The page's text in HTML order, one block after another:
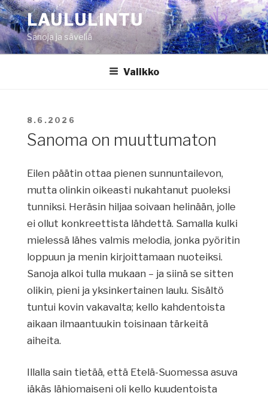
Siirry
sisältöönLAULULINTU
Sanoja ja säveliä
Valikko
JULKAISTU
8.6.2026
Sanoma on muuttumaton
Eilen päätin ottaa pienen sunnuntailevon,
mutta olinkin oikeasti nukahtanut puoleksi
tunniksi. Heräsin hiljaa soivaan helinään, jolle
ei ollut konkreettista lähdettä. Samalla kulki
mielessä lähes valmis melodia, jonka pyöritin
loppuun ja menin kirjoittamaan nuoteiksi.
Sanoja alkoi tulla mukaan – ja siinä se sitten
olikin, pieni ja yksinkertainen laulu. Sisältö
tuntui kovin vakavalta; kello kahdentoista
aikaan ilmaantuukin toisinaan tärkeitä
aiheita.
Illalla sain tietää, että Etelä-Suomessa asuva
iäkäs lähiomaiseni oli kello kuudentoista